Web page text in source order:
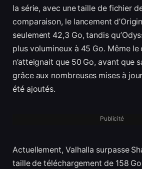
la série, avec une taille de fichier
comparaison, le lancement
seulement 42,3 Go, tandis
plus volumineux à 45 Go. Même le
n’atteignait que 50 Go, avant que
grâce aux nombreuses mises à
été ajoutés.
Publicité
Actuellement, Valhalla surpasse
taille de téléchargement de 158